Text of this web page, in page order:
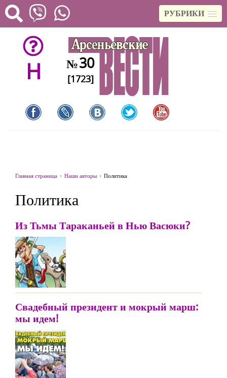
РУБРИКИ
H №30
[1723]
Главная страница Наши авторы Политика
Политика
Из Тьмы Тараканьей в Нью Васюки?
Свадебный президент и мокрый марш:
мы идем!